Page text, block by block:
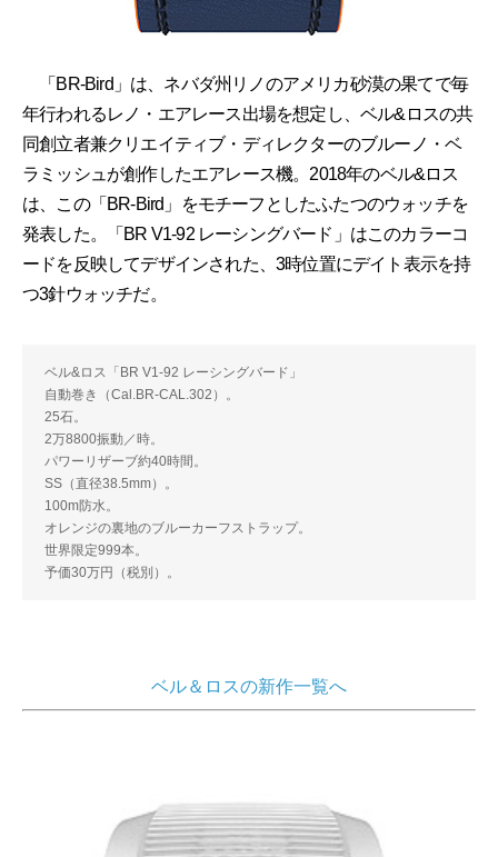
「BR-Bird」は、ネバダ州リノのアメリカ砂漠の果てで毎
年行われるレノ・エアレース出場を想定し、ベル&ロスの共
同創立者兼クリエイティブ・ディレクターのブルーノ・ベ
ラミッシュが創作したエアレース機。2018年のベル&ロス
は、この「BR-Bird」をモチーフとしたふたつのウォッチを
発表した。「BR V1-92 レーシングバード」はこのカラーコ
ードを反映してデザインされた、3時位置にデイト表示を持
つ3針ウォッチだ。
ベル&ロス「BR V1-92 レーシングバード」
自動巻き（Cal.BR-CAL.302）。
25石。
2万8800振動／時。
パワーリザーブ約40時間。
SS（直径38.5mm）。
100m防水。
オレンジの裏地のブルーカーフストラップ。
世界限定999本。
予価30万円（税別）。
ベル＆ロスの新作一覧へ